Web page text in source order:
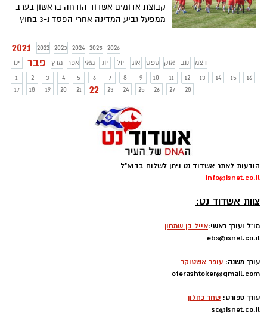
קבוצת אדומים אשדוד הודחה בראשון בערב
ממפעל גביע המדינה אחרי הפסד 3-1 בחוץ
צימק עבור הקבוצה של יובל נעים שתתרכז
במאבקי הליגה
2021 2022 2023 2024 2025
2026
ינו
פבר מרץ אפר מאי יונ יול אוג ספט אוק נוב
דצמ
1
2 3 4 5 6 7 8 9 10 11 12 13 14 15
16
17
18 19 20 21 22 23 24 25 26 27 28
הודעות לאתר אשדוד נט ניתן לשלוח בדוא"ל -
info@isnet.co.il
צוות אשדוד נט:
מו"ל ועורך ראשי:אייל בן שמחון
ebs@isnet.co.il
עורך משנה: עופר אשטוקר
oferashtoker@gmail.com
עורך ספורט: שחר כחלון
sc@isnet.co.il